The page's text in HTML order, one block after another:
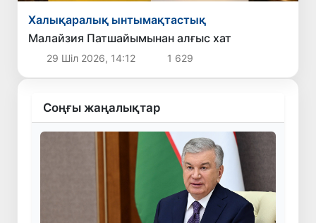
Халықаралық ынтымақтастық
Малайзия Патшайымынан алғыс хат
29 Шіл 2026, 14:12 1 629
Соңғы жаңалықтар